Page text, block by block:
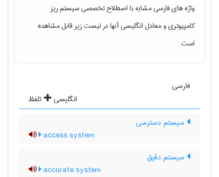
واژه های فارسی مشابه با اصطلاح تخصصیسیستم ریز
کامپیوتریو معادل انگلیسی آنها در لیست زیر قابل مشاهده
است
فارسی
انگلیسی
تلفظ
سیستم دسترسی
access system
سیستم دقیق
accurate system